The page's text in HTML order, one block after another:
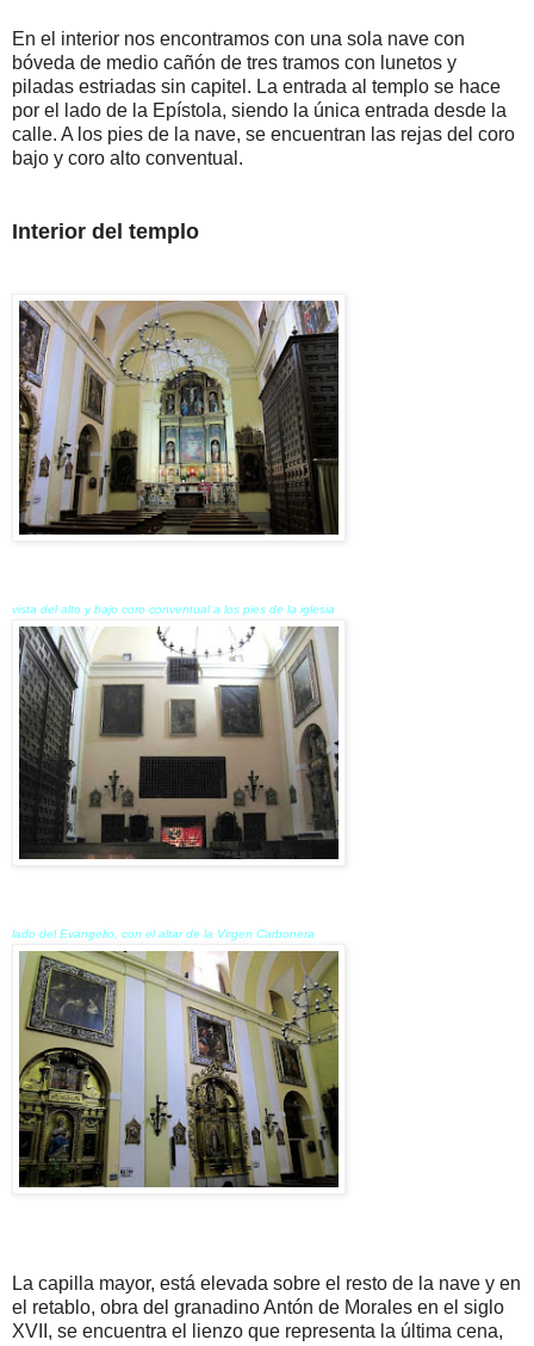
En el interior nos encontramos con una sola nave con
bóveda de medio cañón de tres tramos con lunetos y
piladas estriadas sin capitel. La entrada al templo se hace
por el lado de la Epístola, siendo la única entrada desde la
calle. A los pies de la nave, se encuentran las rejas del coro
bajo y coro alto conventual.
Interior del templo
vista del alto y bajo coro conventual a los pies de la iglesia
lado del Evangelio, con el altar de la Virgen Carbonera
La capilla mayor, está elevada sobre el resto de la nave y en
el retablo, obra del granadino Antón de Morales en el siglo
XVII, se encuentra el lienzo que representa la última cena,